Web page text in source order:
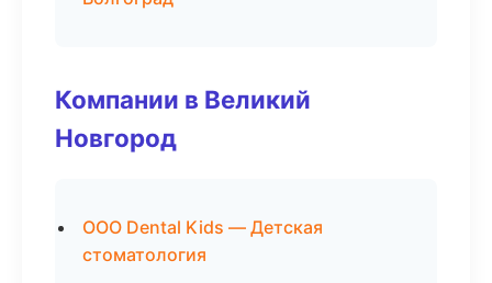
Компании в Великий
Новгород
ООО Dental Kids — Детская
стоматология